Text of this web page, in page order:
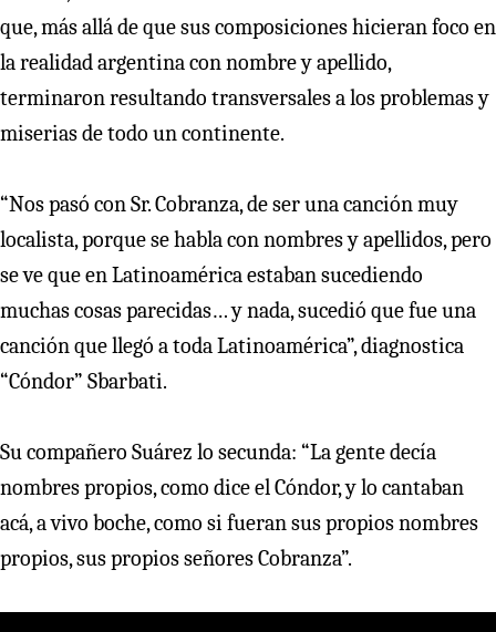
que, más allá de que sus composiciones hicieran foco en
la realidad argentina con nombre y apellido,
terminaron resultando transversales a los problemas y
miserias de todo un continente.
“Nos pasó con Sr. Cobranza, de ser una canción muy
localista, porque se habla con nombres y apellidos, pero
se ve que en Latinoamérica estaban sucediendo
muchas cosas parecidas… y nada, sucedió que fue una
canción que llegó a toda Latinoamérica”, diagnostica
“Cóndor” Sbarbati.
Su compañero Suárez lo secunda: “La gente decía
nombres propios, como dice el Cóndor, y lo cantaban
acá, a vivo boche, como si fueran sus propios nombres
propios, sus propios señores Cobranza”.